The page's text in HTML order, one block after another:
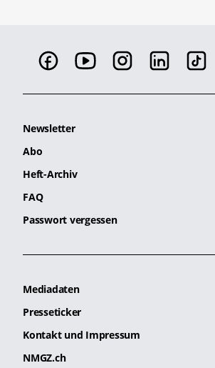
Newsletter
Abo
Heft-Archiv
FAQ
Passwort vergessen
Mediadaten
Presseticker
Kontakt und Impressum
NMGZ.ch